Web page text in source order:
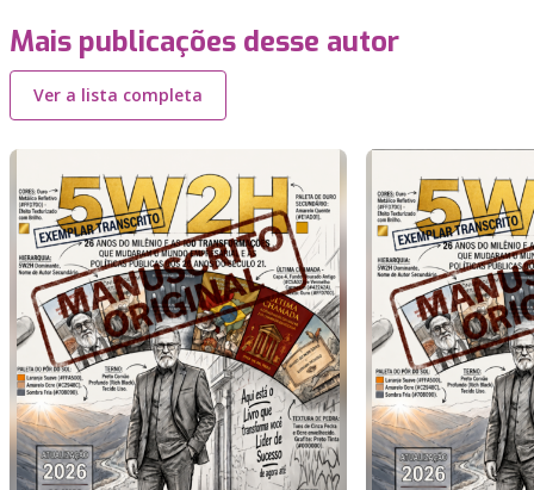
Mais publicações desse autor
Ver a lista completa